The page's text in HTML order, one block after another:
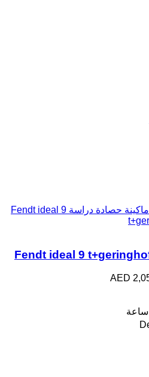
ماكينة حصادة دراسة Fendt ideal 9
Fendt ideal 9
AED